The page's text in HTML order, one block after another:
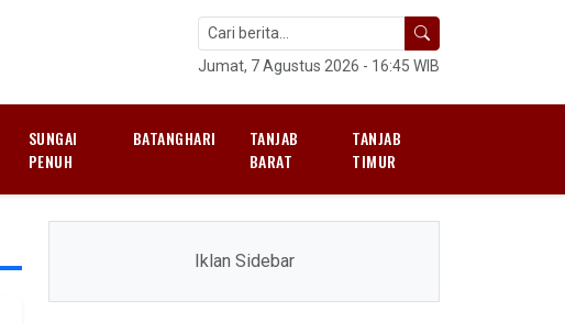
Jumat, 7 Agustus 2026 - 16:45 WIB
SUNGAI
PENUH
BATANGHARI
TANJAB
BARAT
TANJAB
TIMUR
Iklan Sidebar